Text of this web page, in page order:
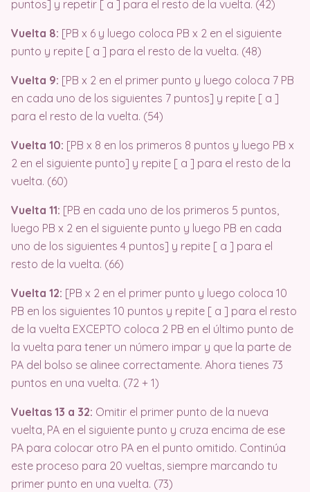
puntos] y repetir [ a ] para el resto de la vuelta. (42)
Vuelta 8: [PB x 6 y luego coloca PB x 2 en el siguiente
punto y repite [ a ] para el resto de la vuelta. (48)
Vuelta 9: [PB x 2 en el primer punto y luego coloca 7 PB
en cada uno de los siguientes 7 puntos] y repite [ a ]
para el resto de la vuelta. (54)
Vuelta 10: [PB x 8 en los primeros 8 puntos y luego PB x
2 en el siguiente punto] y repite [ a ] para el resto de la
vuelta. (60)
Vuelta 11: [PB en cada uno de los primeros 5 puntos,
luego PB x 2 en el siguiente punto y luego PB en cada
uno de los siguientes 4 puntos] y repite [ a ] para el
resto de la vuelta. (66)
Vuelta 12: [PB x 2 en el primer punto y luego coloca 10
PB en los siguientes 10 puntos y repite [ a ] para el resto
de la vuelta EXCEPTO coloca 2 PB en el último punto de
la vuelta para tener un número impar y que la parte de
PA del bolso se alinee correctamente. Ahora tienes 73
puntos en una vuelta. (72 + 1)
Vueltas 13 a 32: Omitir el primer punto de la nueva
vuelta, PA en el siguiente punto y cruza encima de ese
PA para colocar otro PA en el punto omitido. Continúa
este proceso para 20 vueltas, siempre marcando tu
primer punto en una vuelta. (73)